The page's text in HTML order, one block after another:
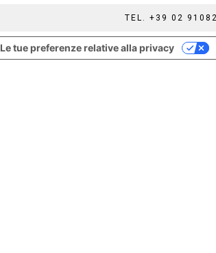
TEL. +39 02
Le tue preferenze relative alla privacy